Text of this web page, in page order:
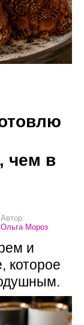
чем в
Автор:
Ольга Мороз
и
которое